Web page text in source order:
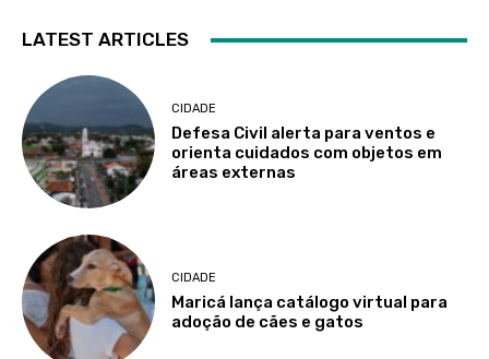
LATEST ARTICLES
CIDADE
Defesa Civil alerta para ventos e
orienta cuidados com objetos em
áreas externas
CIDADE
Maricá lança catálogo virtual para
adoção de cães e gatos